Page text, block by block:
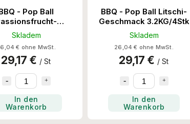
- Pop Ball
3.2KG/4Stk
Skladem
€ ohne MwSt.
29,17 € / St
In den
Warenkorb
BBQ - Pop Ball Litschi-
Geschmack 3.2KG/4Stk
Skladem
26,04 € ohne MwSt.
29,17 € / St
In den
Warenkorb